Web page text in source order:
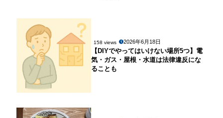
158 views 2026年6月18日
【DIYでやってはいけない場所5つ】電
気・ガス・屋根・水道は法律違反にな
ることも